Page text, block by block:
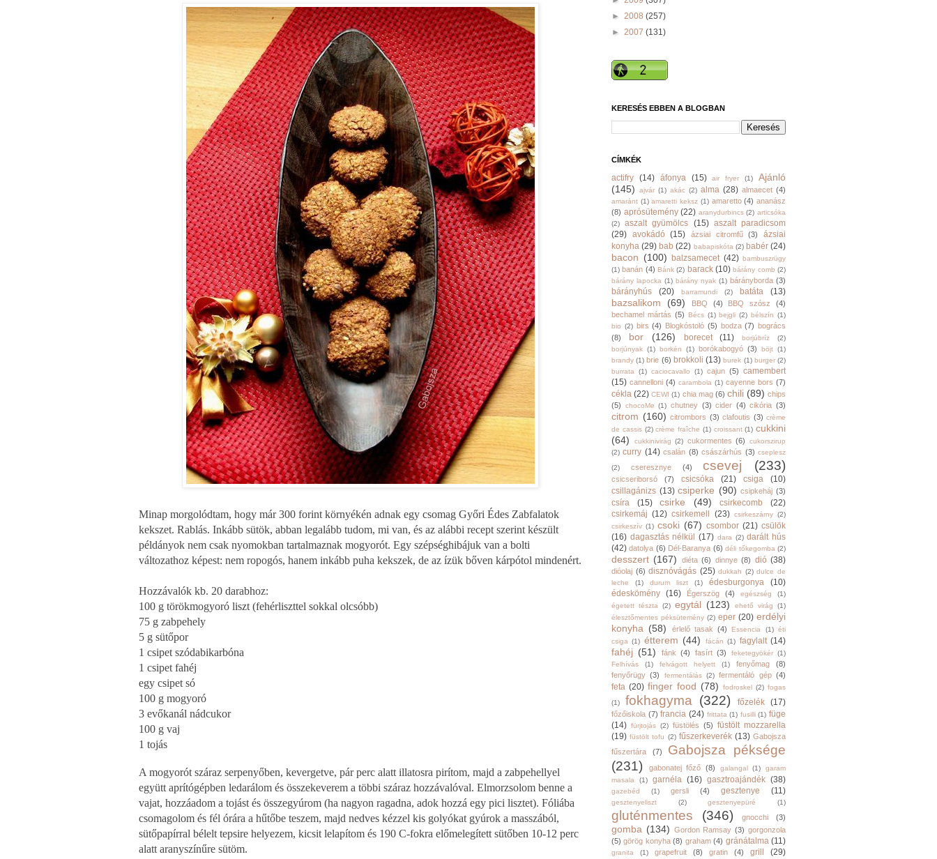
Minap morgolódtam, hogy már 300 forint környékén adnak egy csomag Győri Édes Zabfalatok
kekszet. Rablás. Inkább sütök, abban legalább tudom, mi van, és az alábbi recept szerint készült
példányok nem csak nyomokban tartalmaznak mogyorót. Egy szépséghibájuk van a bolti
változathoz képest: nem ropogós, hanem inkább puha kekszek, de az ízük bőven kárpótol mindenért.
Hozzávalók kb. 20 darabhoz:
100 g törökmogyoró liszt (fehérliszttel sokkal olcsóbb)
75 g zabpehely
5 g sütőpor
1 csipet szódabikarbóna
1 csipet fahéj
egy csipet só
100 g mogyoró
3 evőkanál nádcukor
100 g vaj
1 tojás
A mogyorót száraz serpenyőben, kevergetve, pár perc alatt illatosra pirítom, majd a zabpehellyel
együtt aprítógépben ledarálom és összekeverem a többi száraz hozzávalóval. Elmorzsolom benne a
vajat, hozzáadom a tojást és összegyúrom (ha nagyon ragadna, adok hozzá egy pici lisztet). Fóliába
csomagolom és fél órára a hűtőbe teszem, majd nedves kézzel kis golyókat gyúrok a masszából,
sütőpapírral bélelt tepsire helyezem, kicsit lelapítom és 190 C-fokra előmelegített sütőben 10-12 perc
alatt aranyszínűre sütöm.
► 2008 (257)
► 2007 (131)
KERESÉS EBBEN A BLOGBAN
CÍMKÉK
actifry (14) áfonya (15) air fryer (1)
Ajánló
(145)
ajvár (1) akác (2) alma (28) almaecet (4)
amaránt (1) amaretti keksz (1) amaretto (4) ananász
(8) aprósütemény (22) aranydurbincs (2) articsóka
(2)
aszalt gyümölcs (15) aszalt paradicsom
(29) avokádó (15) ázsiai citromfű (3)
ázsiai
konyha (29) bab (22) babapiskóta (2) babér (24)
bacon (100) balzsamecet (42) bambuszrügy
(1) banán (4) Bánk (2) barack (10) bárány comb (2)
bárány lapocka (1) bárány nyak (1) bárányborda (3)
bárányhús (20) barramundi (2) batáta (13)
bazsalikom (69) BBQ (4) BBQ szósz
(4)
bechamel mártás (5) Bécs (1) bejgli (2) bélszín (1)
bio (2) birs (4) Blogkóstoló (5) bodza (7) bogrács
(8)
bor (126) borecet (11) borjúbríz
(2)
borjúnyak (1) borkén (1) borókabogyó (3) böjt (1)
brandy (1) brie (6) brokkoli (13) burek (1) burger (2)
burrata
(1) caciocavallo (1) cajun (5) camembert
(15) cannelloni (4) carambola (1) cayenne bors (7)
cékla (22) CEWI (1) chia mag (6) chili (89) chips
(5)
chocoMe (1) chutney (3) cider (4) cikória (3)
citrom (160) citrombors (3) clafoutis (3) crème
de cassis (2) crème fraîche (1) croissant (1) cukkini
(64)
cukkinivirág (2) cukormentes (6)
cukorszirup
(2) curry (14) csalán (8) császárhús (3) cseplesz
(2)
cseresznye (4) csevej (233)
csicseriborsó (7) csicsóka (21) csiga
(10)
csillagánizs (13) csiperke (90) csipkeháj (3)
csíra (15) csirke (49) csirkecomb
(22)
csirkemáj (12) csirkemell (23) csirkeszárny (2)
csirkeszív (1) csoki (67) csombor (21) csülök
(16) dagasztás nélkül (17) dara (2) darált hús
(42) datolya (6) Dél-Baranya (6) déli tőkegomba (2)
desszert (167) diéta (6) dinnye (8) dió (38)
dióolaj (6) disznóvágás (25) dukkah (2) dulce de
leche
(1) durum liszt (1) édesburgonya
(10)
édeskömény (16) Égerszög (4) egészség
(1)
égetett tészta
(2) egytál (123) ehető virág
(1)
élesztőmentes péksütemény (2) eper (20) erdélyi
konyha (58) érlelő tasak (4) Essencia (1) éti
csiga (1) étterem (44) fácán (1) fagylalt (14)
fahéj (51) fánk (4) fasírt (3) feketegyökér (1)
Felhívás
(1) felvágott helyett (1) fenyőmag
(8)
fenyőrügy (3) fermentálás (2) fermentáló gép (4)
feta (20) finger food (78) fodroskel (2) fogas
(1)
fokhagyma (322) főzelék (17)
főzőiskola (7) francia (24) frittata (1) fusilli (1) füge
(14) fürjtojás (2) füstölés (5) füstölt mozzarella
(19) füstölt tofu (2) fűszerkeverék (13) Gabojsza
fűszertára
(7)
Gabojsza péksége
(231)
gabonatej főző (8) galangal (1)
garam
masala
(1) garnéla (16) gasztroajándék (38)
gazebéd (1) gersli (4) gesztenye (11)
gesztenyeliszt (2) gesztenyepüré (1)
gluténmentes (346) gnocchi (3)
gomba (134) Gordon Ramsay (3) gorgonzola
(5) görög konyha (8) graham (4) gránátalma (11)
granita (1) grapefruit (8) gratin (4) grill
(29)